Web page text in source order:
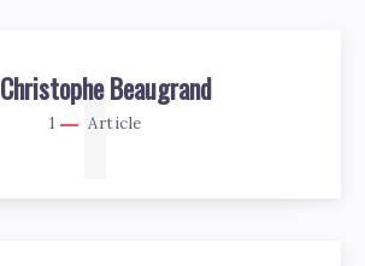
Christophe Beaugrand
1 Article
1